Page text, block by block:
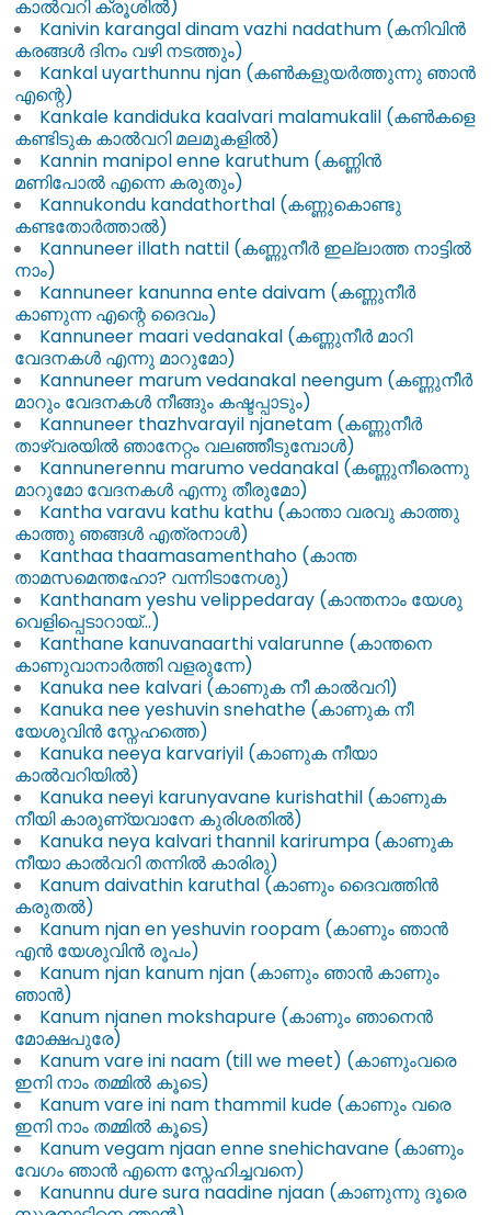
കാൽവറി ക്രൂശിൽ)
Kanivin karangal dinam vazhi nadathum (കനിവിൻ
കരങ്ങൾ ദിനം വഴി നടത്തും)
Kankal uyarthunnu njan (കൺകളുയർത്തുന്നു ഞാൻ
എന്റെ)
Kankale kandiduka kaalvari malamukalil (കൺകളെ
കണ്ടിടുക കാൽവറി മലമുകളിൽ)
Kannin manipol enne karuthum (കണ്ണിൻ
മണിപോൽ എന്നെ കരുതും)
Kannukondu kandathorthal (കണ്ണുകൊണ്ടു
കണ്ടതോർത്താൽ)
Kannuneer illath nattil (കണ്ണുനീർ ഇല്ലാത്ത നാട്ടിൽ
നാം)
Kannuneer kanunna ente daivam (കണ്ണുനീർ
കാണുന്ന എന്റെ ദൈവം)
Kannuneer maari vedanakal (കണ്ണുനീർ മാറി
വേദനകൾ എന്നു മാറുമോ)
Kannuneer marum vedanakal neengum (കണ്ണുനീർ
മാറും വേദനകൾ നീങ്ങും കഷ്ടപ്പാടും)
Kannuneer thazhvarayil njanetam (കണ്ണുനീർ
താഴ്വരയിൽ ഞാനേറ്റം വലഞ്ഞീടുമ്പോൾ)
Kannunerennu marumo vedanakal (കണ്ണുനീരെന്നു
മാറുമോ വേദനകൾ എന്നു തീരുമോ)
Kantha varavu kathu kathu (കാന്താ വരവു കാത്തു
കാത്തു ഞങ്ങൾ എത്രനാൾ)
Kanthaa thaamasamenthaho (കാന്ത
താമസമെന്തഹോ? വന്നിടാനേശു)
Kanthanam yeshu velippedaray (കാന്തനാം യേശു
വെളിപ്പെടാറായ്…)
Kanthane kanuvanaarthi valarunne (കാന്തനെ
കാണുവാനാർത്തി വളരുന്നേ)
Kanuka nee kalvari (കാണുക നീ കാൽവറി)
Kanuka nee yeshuvin snehathe (കാണുക നീ
യേശുവിൻ സ്നേഹത്തെ)
Kanuka neeya karvariyil (കാണുക നീയാ
കാൽവറിയിൽ)
Kanuka neeyi karunyavane kurishathil (കാണുക
നീയി കാരുണ്യവാനേ കുരിശതിൽ)
Kanuka neya kalvari thannil karirumpa (കാണുക
നീയാ കാൽവറി തന്നിൽ കാരിരു)
Kanum daivathin karuthal (കാണും ദൈവത്തിൻ
കരുതൽ)
Kanum njan en yeshuvin roopam (കാണും ഞാൻ
എൻ യേശുവിൻ രൂപം)
Kanum njan kanum njan (കാണും ഞാൻ കാണും
ഞാൻ)
Kanum njanen mokshapure (കാണും ഞാനെൻ
മോക്ഷപുരേ)
Kanum vare ini naam (till we meet) (കാണുംവരെ
ഇനി നാം തമ്മിൽ കൂടെ)
Kanum vare ini nam thammil kude (കാണും വരെ
ഇനി നാം തമ്മിൽ കൂടെ)
Kanum vegam njaan enne snehichavane (കാണും
വേഗം ഞാൻ എന്നെ സ്നേഹിച്ചവനെ)
Kanunnu dure sura naadine njaan (കാണുന്നു ദൂരെ